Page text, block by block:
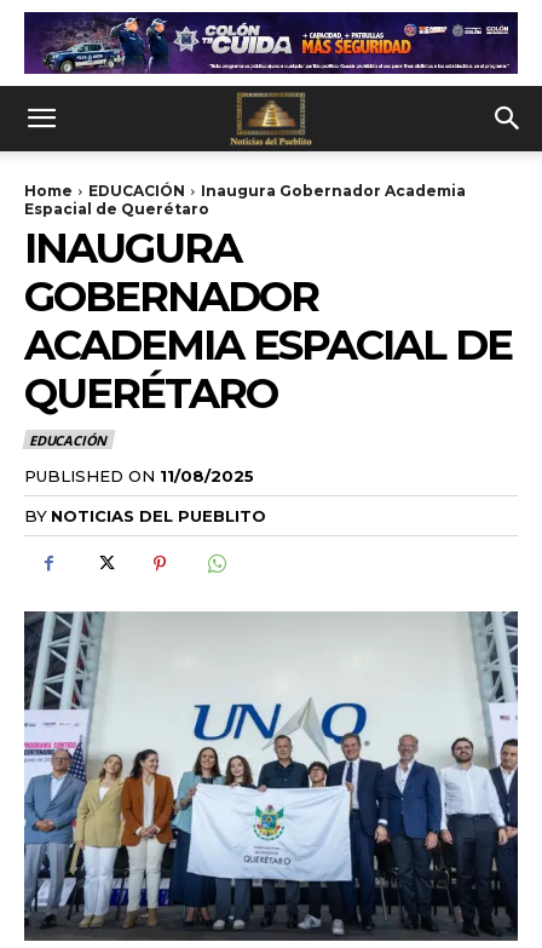
Home EDUCACIÓN
Inaugura Gobernador Academia
Espacial de Querétaro
INAUGURA
GOBERNADOR
ACADEMIA ESPACIAL DE
QUERÉTARO
EDUCACIÓN
PUBLISHED ON 11/08/2025
BY NOTICIAS DEL PUEBLITO